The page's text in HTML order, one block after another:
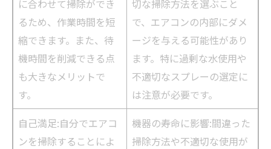
に合わせて掃除ができ
るため、作業時間を短
縮できます。また、待
機時間を削減できる点
も大きなメリットで
す。
切な掃除方法を選ぶこと
で、エアコンの内部にダメ
ージを与える可能性があり
ます。特に過剰な水使用や
不適切なスプレーの選定に
は注意が必要です。
自己満足:自分でエアコ
ンを掃除することによ
機器の寿命に影響:間違った
掃除方法や不適切な使用が